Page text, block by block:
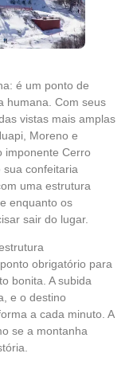
é um ponto de
humana. Com seus
vistas mais amplas
Moreno e
imponente Cerro
confeitaria
uma estrutura
enquanto os
sair do lugar.
obrigatório para
bonita. A subida
e o destino
a cada minuto. A
se a montanha